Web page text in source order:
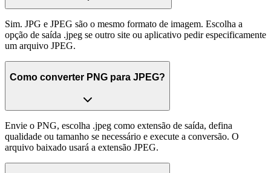
Sim. JPG e JPEG são o mesmo formato de imagem. Escolha a
opção de saída .jpeg se outro site ou aplicativo pedir especificamente
um arquivo JPEG.
Como converter PNG para JPEG?
Envie o PNG, escolha .jpeg como extensão de saída, defina
qualidade ou tamanho se necessário e execute a conversão. O
arquivo baixado usará a extensão JPEG.